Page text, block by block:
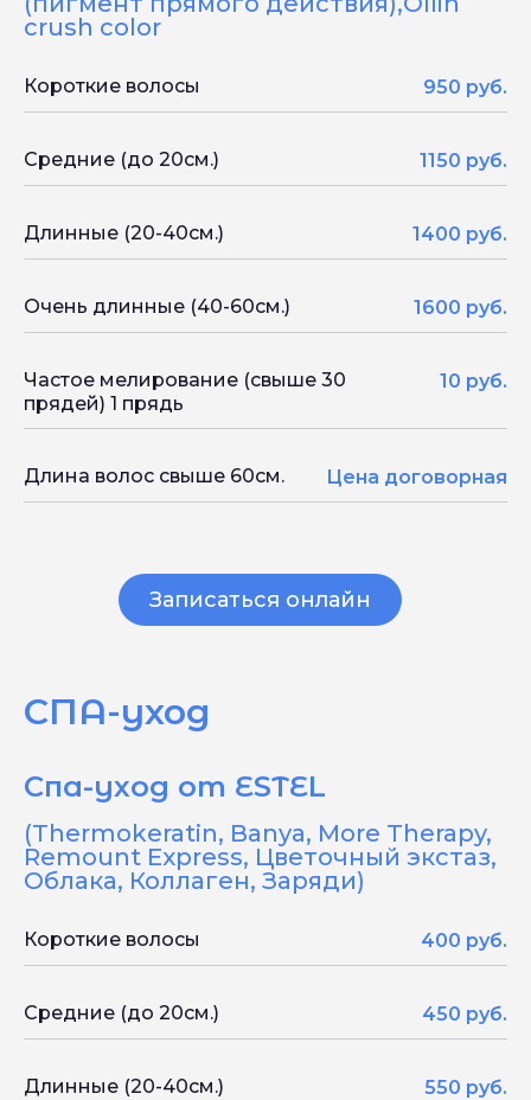
crush color
Короткие волосы 950 руб.
Средние (до 20см.) 1150 руб.
Длинные (20-40см.) 1400 руб.
Очень длинные (40-60см.) 1600 руб.
Частое мелирование (свыше 30
прядей) 1 прядь
10 руб.
Длина волос свыше 60см. Цена договорная
Записаться онлайн
СПА-уход
Спа-уход от ESTEL
(Thermokeratin, Banya, More Therapy,
Remount Express, Цветочный экстаз,
Облака, Коллаген, Заряди)
Короткие волосы 400 руб.
Средние (до 20см.) 450 руб.
Длинные (20-40см.) 550 руб.